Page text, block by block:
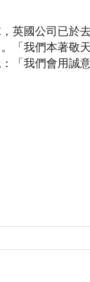
英國公司已於
「我們本著敬
「我們會用誠